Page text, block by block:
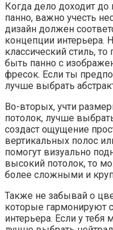
Когда дело доходит
панно, важно учесть
дизайн должен
концепции интерьера.
классический стиль,
быть панно с
фресок. Если ты
лучше выбрать
Во-вторых, учти
потолок, лучше
создаст ощущение
вертикальных полос
помогут визуально
высокий потолок, то
более сложными и
Также не забывай о
которые гармонируют
интерьера. Если у